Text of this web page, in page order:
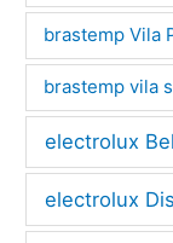
brastemp Vila
brastemp vila
electrolux
electrolux